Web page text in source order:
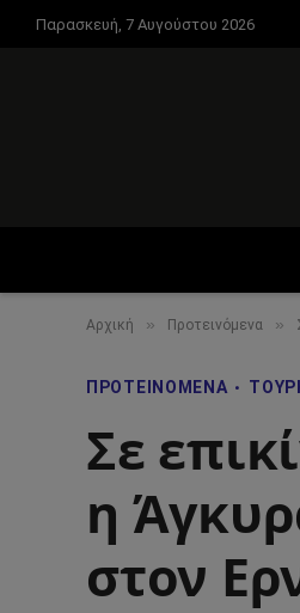
Παρασκευή, 7 Αυγούστου 2026
Αρχική » Προτεινόμενα »
ΠΡΟΤΕΙΝΌΜΕΝΑ
Σε
η
στον